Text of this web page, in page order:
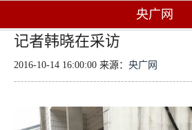
央广网
记者韩晓在采访
2016-10-14 16:00:00 来源： 央广网